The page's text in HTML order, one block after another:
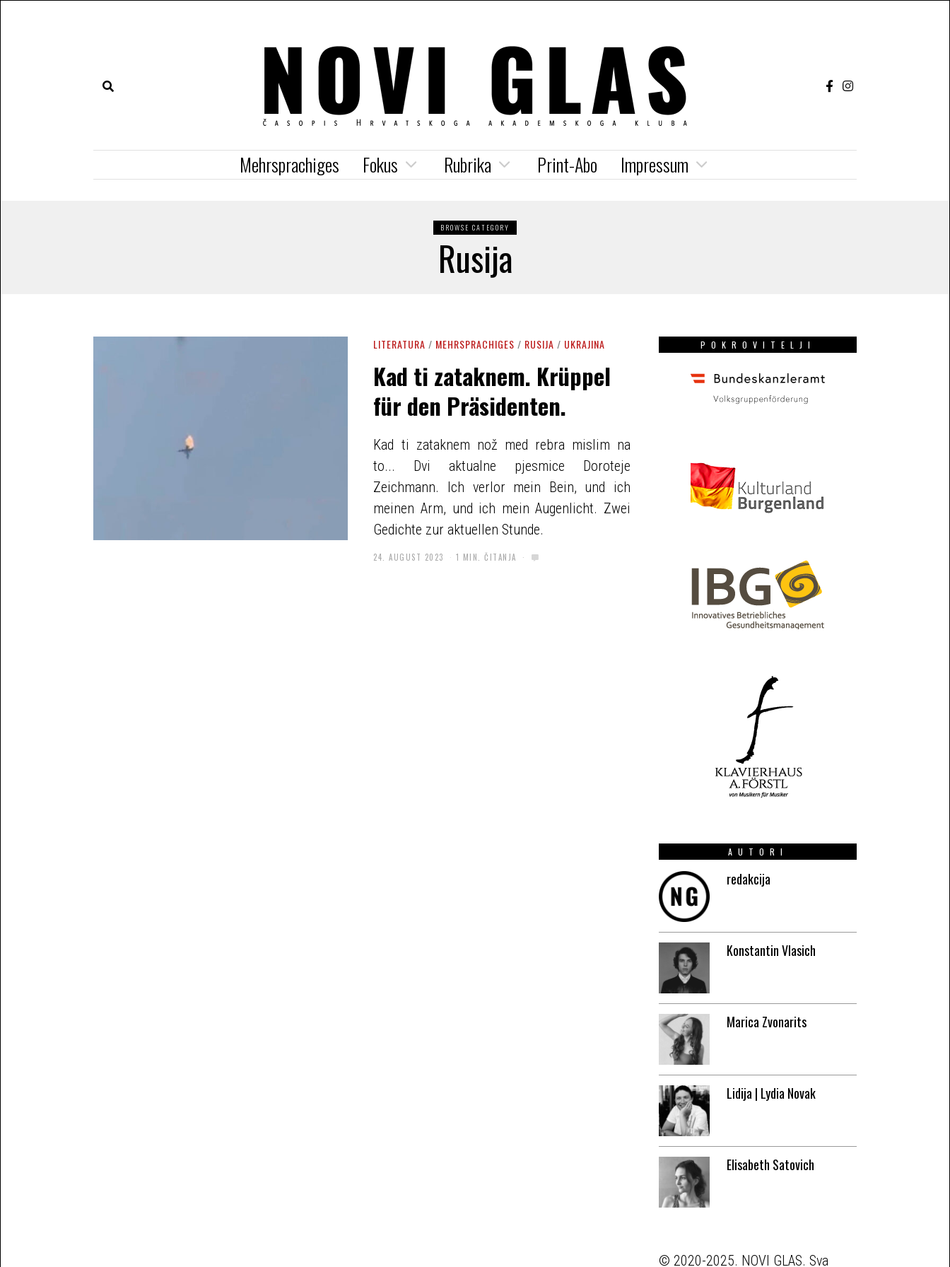
Mehrsprachiges Fokus Rubrika Print-Abo Impressum
BROWSE CATEGORY
Rusija
LITERATURA / MEHRSPRACHIGES / RUSIJA / UKRAJINA
Kad ti zataknem. Krüppel
für den Präsidenten.
Kad ti zataknem nož med rebra mislim na
to... Dvi aktualne pjesmice Doroteje
Zeichmann. Ich verlor mein Bein, und ich
meinen Arm, und ich mein Augenlicht. Zwei
Gedichte zur aktuellen Stunde.
24. AUGUST 2023 1 MIN. ČITANJA
POKROVITELJI
AUTORI
redakcija
Konstantin Vlasich
Marica Zvonarits
Lidija | Lydia Novak
Elisabeth Satovich
© 2020-2025. NOVI GLAS. Sva